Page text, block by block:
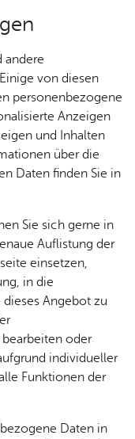
dru­cken
Ent­de­
Uhr
machen
wird: Eignet sich
andere
von diesen
personenbezogene
Anzeigen
und Inhalten
über die
Daten finden Sie in
Sie sich gerne in
Auflistung der
einsetzen,
in die
Angebot zu
oder
individueller
Funktionen der
Daten in